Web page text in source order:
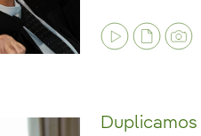
Duplicamos